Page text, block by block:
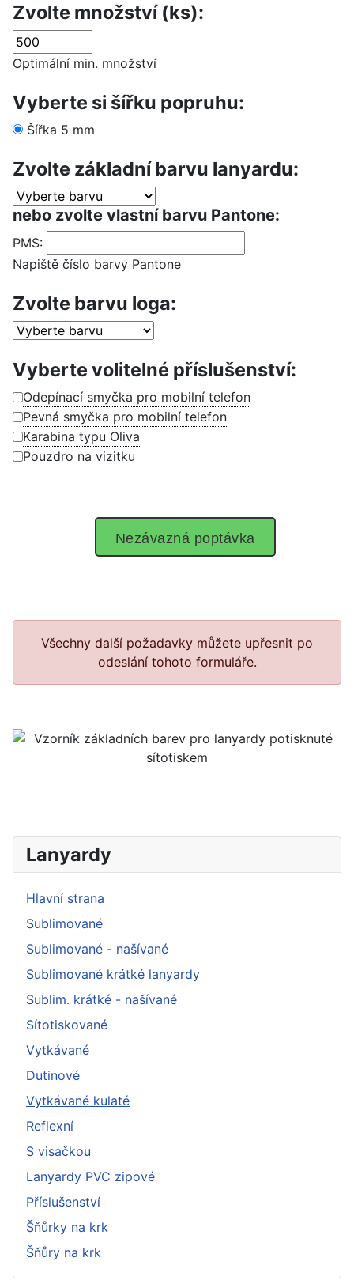
Lanyardy
Hlavní strana
Sublimované
Sublimované - našívané
Sublimované krátké lanyardy
Sublim. krátké - našívané
Sítotiskované
Vytkávané
Dutinové
Vytkávané kulaté
Reflexní
S visačkou
Lanyardy PVC zipové
Příslušenství
Šňůrky na krk
Šňůry na krk
Zvolte množství (ks):
Optimální min. množství
Vyberte si šířku popruhu:
Šířka 5 mm
Zvolte základní barvu lanyardu:
nebo zvolte vlastní barvu Pantone:
PMS:
Napiště číslo barvy Pantone
Zvolte barvu loga:
Vyberte volitelné příslušenství:
Odepínací smyčka pro mobilní telefon
Pevná smyčka pro mobilní telefon
Karabina typu Oliva
Pouzdro na vizitku
Nezávazná poptávka
Všechny další požadavky můžete upřesnit po
odeslání tohoto formuláře.